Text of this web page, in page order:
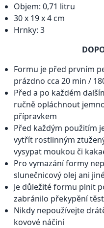
Objem: 0,71 litru
30 x 19 x 4 cm
Hrnky: 3
Formu je před prvním
prázdno cca 20 min /
Před a po každém
ručně opláchnout
přípravkem
Před každým použitím
vytřít rostlinným
vysypat moukou či
Pro vymazání formy
slunečnicový olej ani
Je důležité formu plnit
zabránilo překypění
Nikdy nepoužívejte
kovové náčiní